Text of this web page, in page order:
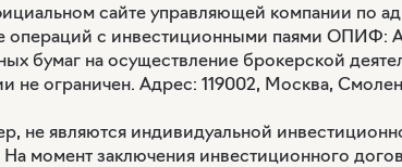
сайте управляющей компании по
операций с инвестиционными паями ОПИФ:
бумаг на осуществление брокерской
не ограничен. Адрес: 119002, Москва,
не являются индивидуальной
На момент заключения инвестиционного